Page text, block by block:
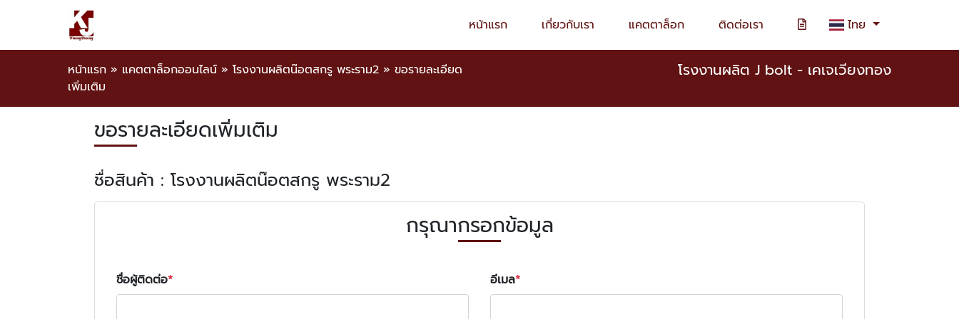
หน้าแรก เกี่ยวกับเรา แคตตาล็อก ติดต่อเรา ไทย
หน้าแรก » แคตตาล็อกออนไลน์ » โรงงานผลิตน๊อตสกรู พระราม2 » ขอรายละเอียด
เพิ่มเติม
โรงงานผลิต J bolt - เคเจเวียงทอง
ขอรายละเอียดเพิ่มเติม
ชื่อสินค้า : โรงงานผลิตน๊อตสกรู พระราม2
กรุณากรอกข้อมูล
ชื่อผู้ติดต่อ อีเมล